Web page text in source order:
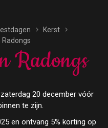
Kerst
Radongs
Radongs
20 december vóór
te zijn.
en ontvang 5% korting op